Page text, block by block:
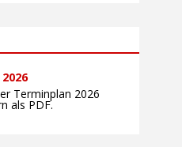
Terminplan 2026
als PDF.